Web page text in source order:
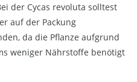
der Cycas revoluta solltest
auf der Packung
da die Pflanze aufgrund
weniger Nährstoffe benötigt